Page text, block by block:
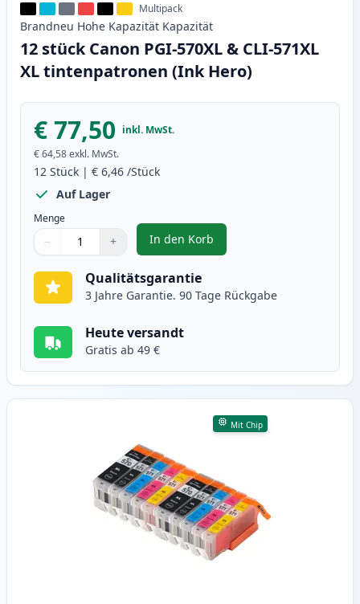
Multipack
Brandneu Hohe Kapazität Kapazität
12 stück Canon PGI-570XL & CLI-571XL
XL tintenpatronen (Ink Hero)
€ 77,50 inkl. MwSt.
€ 64,58exkl. MwSt.
12 Stück | € 6,46 /Stück
Auf Lager
Menge
Verwenden Sie die Tasten, um anzupassen
− +
1
In den Korb
, 12 stück Canon PGI-570XL &
Qualitätsgarantie
3 Jahre Garantie. 90 Tage Rückgabe
Heute versandt
Gratis ab 49 €
Mit Chip